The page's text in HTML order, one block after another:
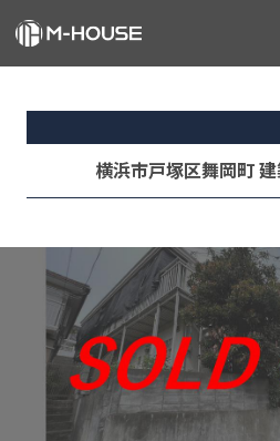
販売物件
不動産事業
建築事業
施工事例
お客様の声
会社情報
横浜市戸塚区舞岡町